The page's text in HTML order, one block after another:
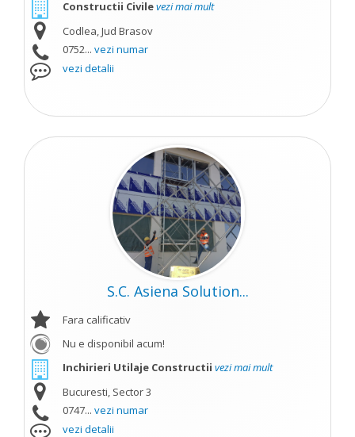
Constructii Civilevezi mai mult
Codlea, Jud Brasov
0752... vezi numar
vezi detalii
S.C. Asiena Solution...
Fara calificativ
Nu e disponibil acum!
Inchirieri Utilaje Constructii vezi mai mult
Bucuresti, Sector 3
0747... vezi numar
vezi detalii